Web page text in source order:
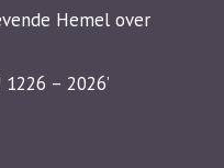
Hemel over
– 2026’